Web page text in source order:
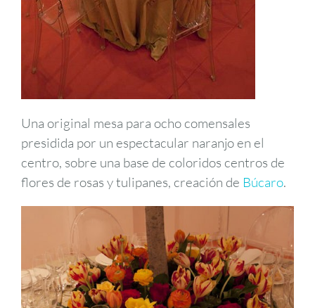
Una original mesa para ocho comensales
presidida por un espectacular naranjo en el
centro, sobre una base de coloridos centros de
flores de rosas y tulipanes, creación de Búcaro.